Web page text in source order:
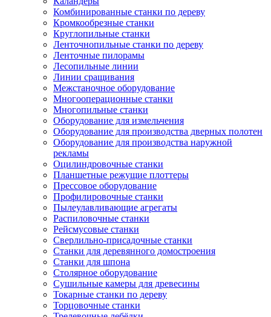
Комбинированные станки по дереву
Кромкообрезные станки
Круглопильные станки
Ленточнопильные станки по дереву
Ленточные пилорамы
Лесопильные линии
Линии сращивания
Межстаночное оборудование
Многооперационные станки
Многопильные станки
Оборудование для измельчения
Оборудование для производства дверных полотен
Оборудование для производства наружной
рекламы
Оцилиндровочные станки
Планшетные режущие плоттеры
Прессовое оборудование
Профилировочные станки
Пылеулавливающие агрегаты
Распиловочные станки
Рейсмусовые станки
Сверлильно-присадочные станки
Станки для деревянного домостроения
Станки для шпона
Столярное оборудование
Сушильные камеры для древесины
Токарные станки по дереву
Торцовочные станки